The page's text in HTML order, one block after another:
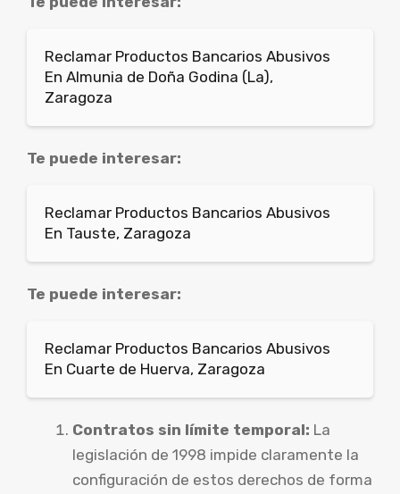
Reclamar Productos Bancarios Abusivos
En Almunia de Doña Godina (La),
Zaragoza
Te puede interesar:
Reclamar Productos Bancarios Abusivos
En Tauste, Zaragoza
Te puede interesar:
Reclamar Productos Bancarios Abusivos
En Cuarte de Huerva, Zaragoza
Contratos sin límite temporal: La
legislación de 1998 impide claramente la
configuración de estos derechos de forma